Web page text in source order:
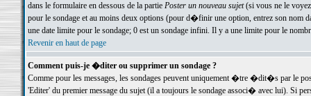
dans le formulaire en dessous de la partie Poster un nouveau sujet(si vous ne le voyez
pour le sondage et au moins deux options (pour d�finir une option, entrez son nom
une date limite pour le sondage; 0 est un sondage infini. Il y a une limite pour le
Revenir en haut de page
Comment puis-je �diter ou supprimer un sondage ?
Comme pour les messages, les sondages peuvent uniquement �tre �dit�s par le
'Editer' du premier message du sujet (il a toujours le sondage associ� avec lui). Si